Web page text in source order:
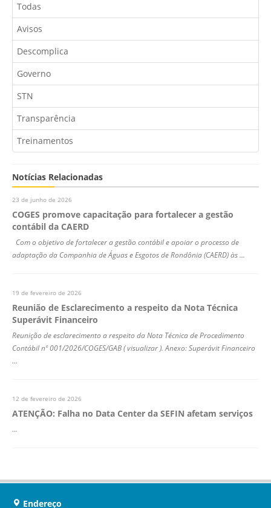
Todas
Avisos
Descomplica
Governo
STN
Transparência
Treinamentos
Notícias Relacionadas
23 de junho de 2026
COGES promove capacitação para fortalecer a gestão
contábil da CAERD
Com o objetivo de fortalecer a gestão contábil e apoiar o processo de
adaptação da Companhia de Águas e Esgotos de Rondônia (CAERD) às ...
19 de fevereiro de 2026
Reunião de Esclarecimento a respeito da Nota Técnica
Superávit Financeiro
Reunição de esclarecimento a respeito da Nota Técnica de Procedimento
Contábil nº 001/2026/COGES/GAB ( visualizar ). Anexo: Superávit Financeiro
...
12 de fevereiro de 2026
ATENÇÃO: Falha no Data Center da SEFIN afetam serviços
...
Endereço